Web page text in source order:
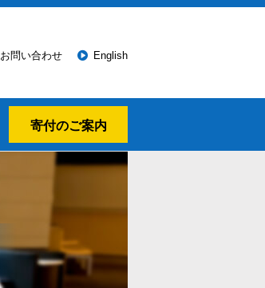
お問い合わせ English
寄付のご案内